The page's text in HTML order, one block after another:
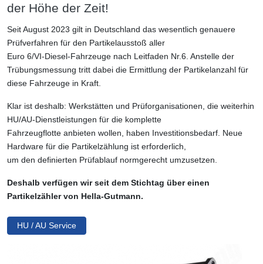
der Höhe der Zeit!
Seit August 2023 gilt in Deutschland das wesentlich genauere
Prüfverfahren für den Partikelausstoß aller
Euro 6/VI-Diesel-Fahrzeuge nach Leitfaden Nr.6. Anstelle der
Trübungsmessung tritt dabei die Ermittlung der Partikelanzahl für
diese Fahrzeuge in Kraft.
Klar ist deshalb: Werkstätten und Prüforganisationen, die weiterhin
HU/AU-Dienstleistungen für die komplette
Fahrzeugflotte anbieten wollen, haben Investitionsbedarf. Neue
Hardware für die Partikelzählung ist erforderlich,
um den definierten Prüfablauf normgerecht umzusetzen.
Deshalb verfügen wir seit dem Stichtag über einen
Partikelzähler von Hella-Gutmann.
HU / AU Service